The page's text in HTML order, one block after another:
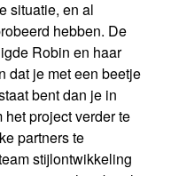
situatie, en al
hebben. De
Robin en haar
dat je met een beetje
bent dan je in
project verder te
partners te
stijlontwikkeling